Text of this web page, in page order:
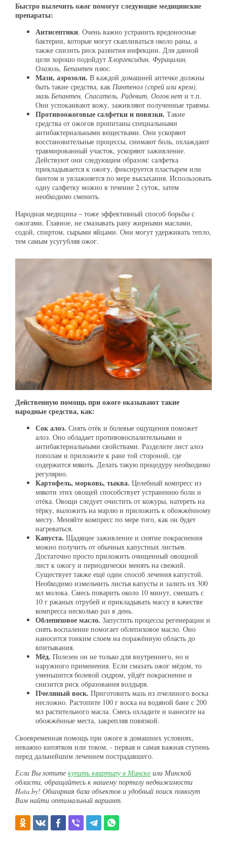
Быстро вылечить ожог помогут следующие медицинские
препараты:
Антисептики. Очень важно устранить вредоносные
бактерии, которые могут скапливаться около раны, а
также снизить риск развития инфекции. Для данной
цели хорошо подойдутХлоргексидин, Фурацилин,
Олазоль, Бепантен плюс.
Мази, аэрозоли. В каждой домашней аптечке должны
быть такие средства, как Пантенол (спрей или крем),
мазь Бепантен, Спасатель, Радевит, Оогов.нет и т.п.
Они успокаивают кожу, заживляют полученные травмы.
Противоожоговые салфетки и повязки. Такие
средства от ожогов пропитаны специальными
антибактериальными веществами. Они ускоряют
восстановительные процессы, снимают боль, охлаждают
травмированный участок, ускоряют заживление.
Действуют они следующим образом: салфетка
прикладывается к ожогу, фиксируется пластырем или
бинтом и увлажняется по мере высыхания. Использовать
одну салфетку можно в течение 2 суток, затем
необходимо сменить.
Народная медицина – тоже эффективный способ борьбы с
ожогами. Главное, не смазывать рану жирными маслами,
содой, спиртом, сырыми яйцами. Они могут удерживать тепло,
тем самым усугубляя ожог.
Действенную помощь при ожоге оказывают такие
народные средства, как:
Сок алоэ. Снять отёк и болевые ощущения поможет
алоэ. Оно обладает противовоспалительными и
антибактериальными свойствами. Разделите лист алоэ
пополам и приложите к ране той стороной, где
содержится мякоть. Делать такую процедуру необходимо
регулярно.
Картофель, морковь, тыква. Целебный компресс из
мякоти этих овощей способствует устранению боли и
отёка. Овощи следует очистить от кожуры, натереть на
тёрку, выложить на марлю и приложить к обожжённому
месту. Меняйте компресс по мере того, как он будет
нагреваться.
Капуста. Щадящее заживление и снятие покраснения
можно получить от обычных капустных листьев.
Достаточно просто приложить очищенный овощной
лист к ожогу и периодически менять на свежий.
Существует также ещё один способ лечения капустой.
Необходимо измельчить листья капусты и залить их 300
мл молока. Смесь поварить около 10 минут, смешать с
10 г ржаных отрубей и прикладывать массу в качестве
компресса несколько раз в день.
Облепиховое масло. Запустить процессы регенерации и
снять воспаление помогает облепиховое масло. Оно
наносится тонким слоем на поражённую область до
впитывания.
Мёд. Полезен он не только для внутреннего, но и
наружного применения. Если смазать ожог мёдом, то
уменьшится болевой сидром, уйдёт покраснение и
снизится риск образования волдыря.
Пчелиный воск. Приготовить мазь из пчелиного воска
несложно. Растопите 100 г воска на водяной бане с 200
мл растительного масла. Смесь охладите и нанесите на
обожжённые места, закрепляя повязкой.
Своевременная помощь при ожоге в домашних условиях,
неважно кипятком или током, - первая и самая важная ступень
перед дальнейшим лечением пострадавшего.
Если Вы хотите купить квартиру в Минске или Минской
области, обращайтесь к нашему порталу недвижимости
Hata.by! Обширная база объектов и удобный поиск помогут
Вам найти оптимальный вариант.